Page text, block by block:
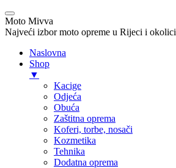
Moto Mivva
Najveći izbor moto opreme u Rijeci i okolici
Naslovna
Shop
▼
Kacige
Odjeća
Obuća
Zaštitna oprema
Koferi, torbe, nosači
Kozmetika
Tehnika
Dodatna oprema